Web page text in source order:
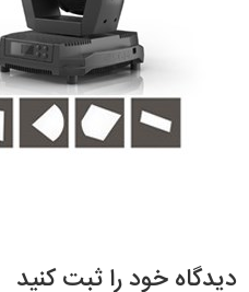
دیدگاه خود را ثبت کنید